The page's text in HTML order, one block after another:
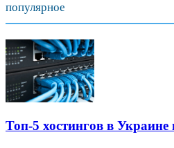
популярное
Топ-5 хостингов в